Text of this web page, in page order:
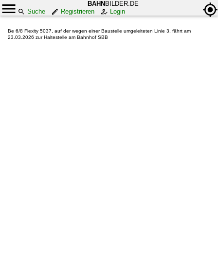
BAHN BILDER.DE
Suche
Registrieren Login
Be 6/8 Flexity 5037, auf der wegen einer Baustelle umgeleiteten Linie 3, fährt am
23.03.2026 zur Haltestelle am Bahnhof SBB